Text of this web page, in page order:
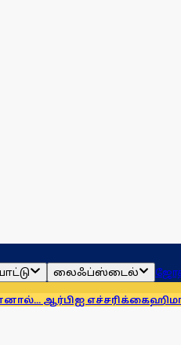
லைஃப்ஸ்டைல்
ஹிமாசலில்